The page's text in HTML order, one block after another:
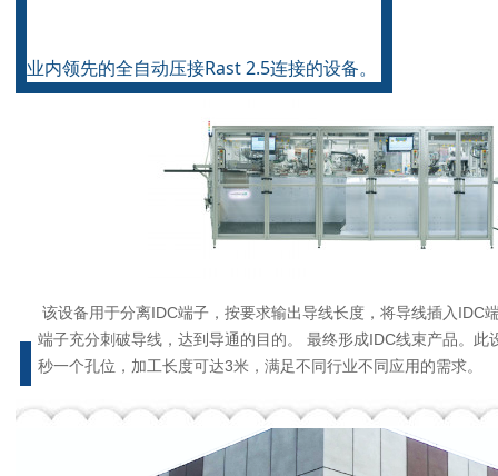
业内领先的全自动压接Rast 2.5连接的设备。
该设备用于分离IDC端子，按要求输出导线长度，将导线插入IDC
端子充分刺破导线，达到导通的目的。 最终形成IDC线束产品。此
秒一个孔位，加工长度可达3米，满足不同行业不同应用的需求。